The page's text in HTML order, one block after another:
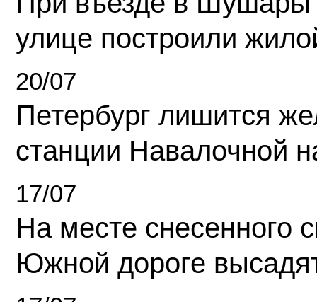
улице построили
20/07
Петербург лишится
станции Навалочной
17/07
На месте снесенного
Южной дороге